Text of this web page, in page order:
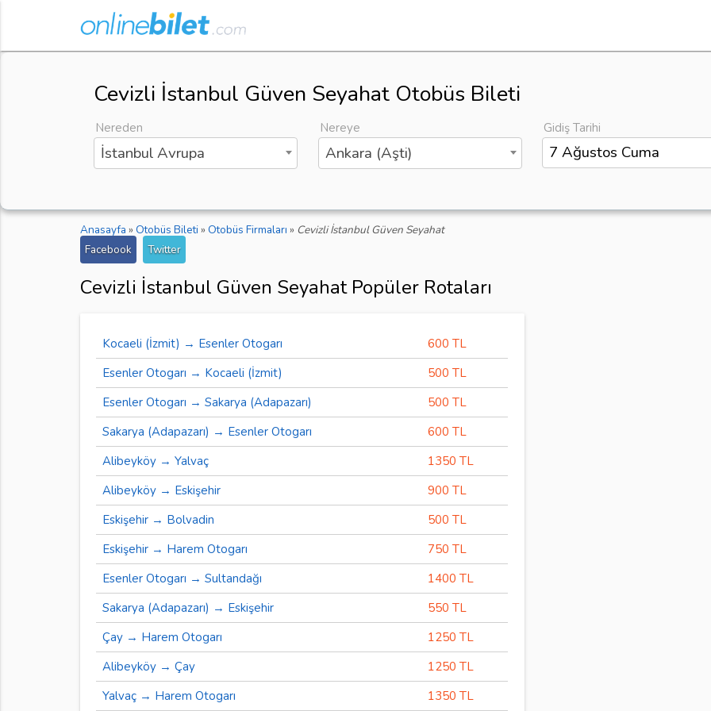
Cevizli İstanbul Güven Seyahat Otobüs Bileti
Nereden
İstanbul Avrupa
Nereye
Ankara (Aşti)
Gidiş Tarihi
Anasayfa » Otobüs Bileti » Otobüs Firmaları » Cevizli İstanbul Güven Seyahat
Facebook
Twitter
Cevizli İstanbul Güven Seyahat Popüler Rotaları
Kocaeli (İzmit) → Esenler Otogarı
600 TL
Esenler Otogarı → Kocaeli (İzmit)
500 TL
Esenler Otogarı → Sakarya (Adapazarı)
500 TL
Sakarya (Adapazarı) → Esenler Otogarı
600 TL
Alibeyköy → Yalvaç
1350 TL
Alibeyköy → Eskişehir
900 TL
Eskişehir → Bolvadin
500 TL
Eskişehir → Harem Otogarı
750 TL
Esenler Otogarı → Sultandağı
1400 TL
Sakarya (Adapazarı) → Eskişehir
550 TL
Çay → Harem Otogarı
1250 TL
Alibeyköy → Çay
1250 TL
Yalvaç → Harem Otogarı
1350 TL